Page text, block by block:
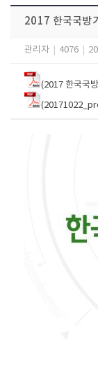
2017 한국국방
관리자 4076
(2017 한국국